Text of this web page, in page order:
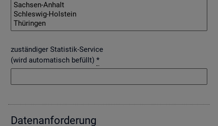
zuständiger Statistik-Service
(wird automatisch befüllt) *
Da­ten­an­for­de­rung